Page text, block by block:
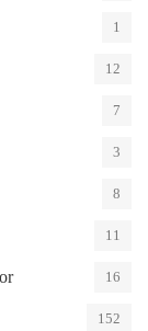
1
12
7
3
8
11
16
152